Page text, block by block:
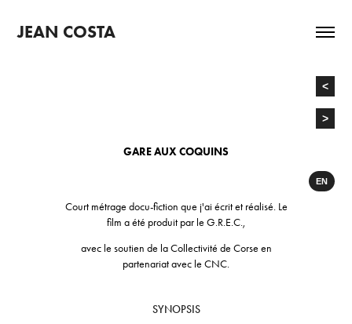
JEAN COSTA
<
>
GARE AUX COQUINS
EN
Court métrage docu-fiction que j'ai écrit et réalisé. Le
film a été produit par le G.R.E.C.,
avec le soutien de la Collectivité de Corse en
partenariat avec le CNC.
SYNOPSIS